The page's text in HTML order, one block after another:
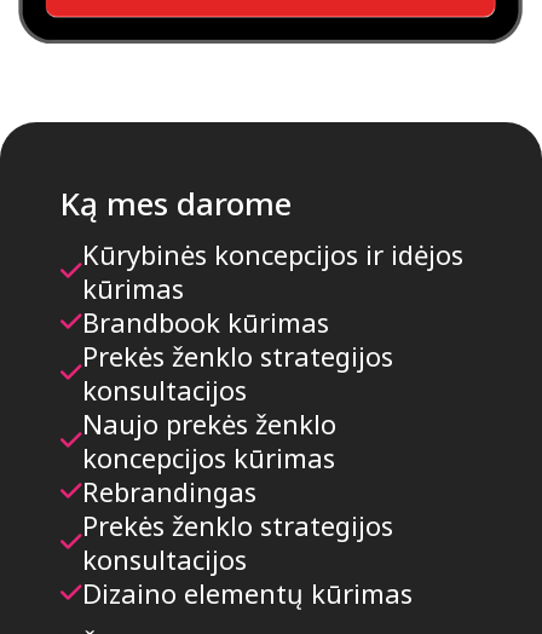
Ką mes darome
Kūrybinės koncepcijos ir idėjos
kūrimas
Brandbook kūrimas
Prekės ženklo strategijos
konsultacijos
Naujo prekės ženklo
koncepcijos kūrimas
Rebrandingas
Prekės ženklo strategijos
konsultacijos
Dizaino elementų kūrimas